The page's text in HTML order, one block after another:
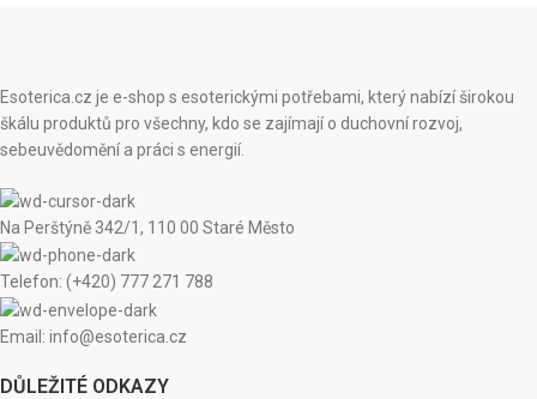
Esoterica.cz je e-shop s esoterickými potřebami, který nabízí širokou
škálu produktů pro všechny, kdo se zajímají o duchovní rozvoj,
sebeuvědomění a práci s energií.
Na Perštýně 342/1, 110 00 Staré Město
Telefon: (+420) 777 271 788
Email: info@esoterica.cz
DŮLEŽITÉ ODKAZY